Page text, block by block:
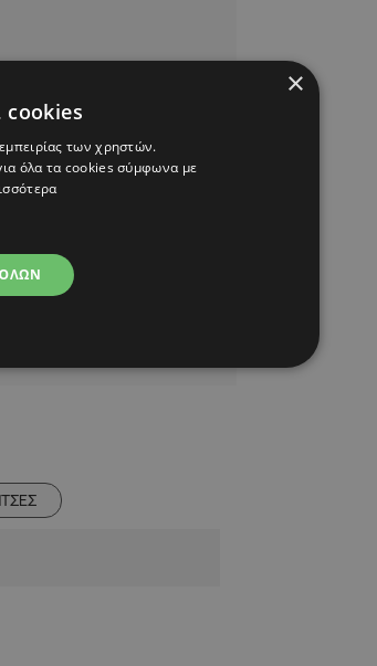
×
cookies
των χρηστών.
όλα τα cookies σύμφωνα με